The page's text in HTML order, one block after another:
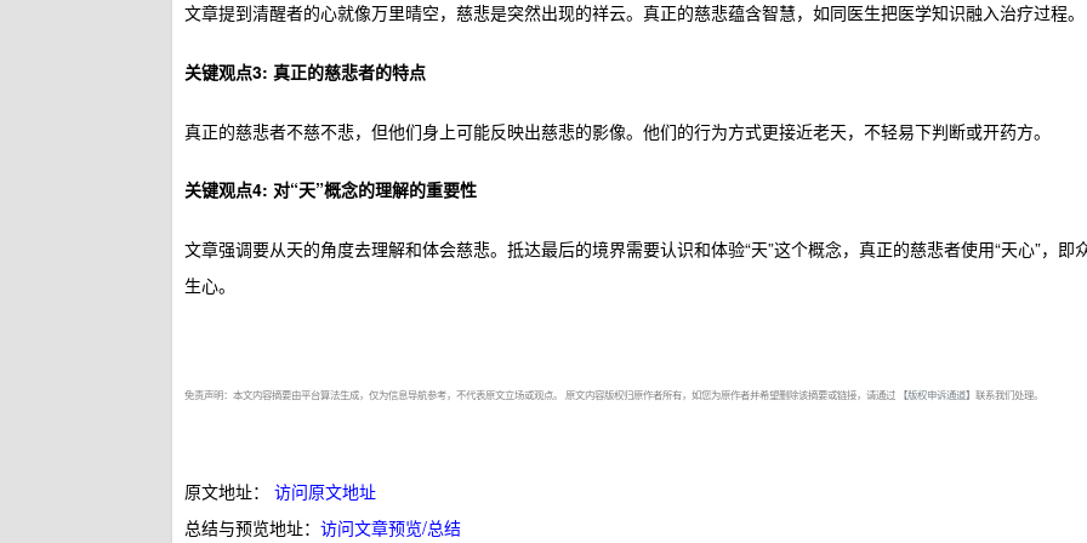
文章提到清醒者的心就像万里晴空，慈悲是突然出现的祥云。真正的慈悲蕴含智慧，如同医生把医学知识融入治疗过程。
关键观点3: 真正的慈悲者的特点
真正的慈悲者不慈不悲，但他们身上可能反映出慈悲的影像。他们的行为方式更接近老天，不轻易下判断或开药方。
关键观点4: 对“天”概念的理解的重要性
文章强调要从天的角度去理解和体会慈悲。抵达最后的境界需要认识和体验“天”这个概念，真正的慈悲者使用“天心”，即
生心。
免责声明：本文内容摘要由平台算法生成，仅为信息导航参考，不代表原文立场或观点。 原文内容版权归原作者所有，如您为原作者并希望删除该摘要或链接，请通过 【版权申诉通道】 联系我们处理。
原文地址： 访问原文地址
总结与预览地址： 访问文章预览/总结